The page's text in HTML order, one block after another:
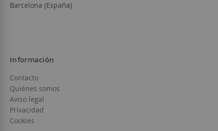
Barcelona (España)
Información
Contacto
Quiénes somos
Aviso legal
Privacidad
Cookies